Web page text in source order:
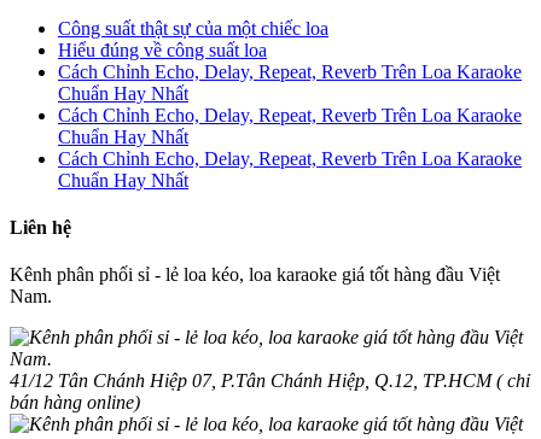
Công suất thật sự của một chiếc loa
Hiểu đúng về công suất loa
Cách Chỉnh Echo, Delay, Repeat, Reverb Trên Loa Karaoke
Chuẩn Hay Nhất
Cách Chỉnh Echo, Delay, Repeat, Reverb Trên Loa Karaoke
Chuẩn Hay Nhất
Cách Chỉnh Echo, Delay, Repeat, Reverb Trên Loa Karaoke
Chuẩn Hay Nhất
Liên hệ
Kênh phân phối sỉ - lẻ loa kéo, loa karaoke giá tốt hàng đầu Việt
Nam.
41/12 Tân Chánh Hiệp 07, P.Tân Chánh Hiệp, Q.12, TP.HCM ( chỉ
bán hàng online)